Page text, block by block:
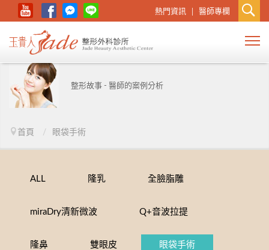
熱門資訊 醫師專欄
整形故事 - 醫師的案例分析
首頁 / 眼袋手術
ALL 隆乳 全臉脂雕
miraDry清新微波 Q+音波拉提
隆鼻 雙眼皮 眼袋手術